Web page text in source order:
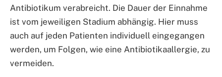
Antibiotikum verabreicht. Die Dauer der Einnahme
ist vom jeweiligen Stadium abhängig. Hier muss
auch auf jeden Patienten individuell eingegangen
werden, um Folgen, wie eine Antibiotikaallergie, zu
vermeiden.